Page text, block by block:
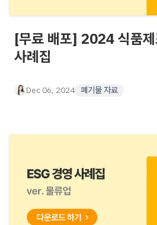
[무료 배포] 2024 식품
사례집
Dec 06, 2024 폐기물 자료